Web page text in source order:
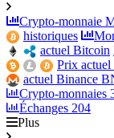
Crypto-monnaie
historiques
actuel Bitcoin
Prix
actuel Binance
Crypto-monnaies
Échanges 204
Plus